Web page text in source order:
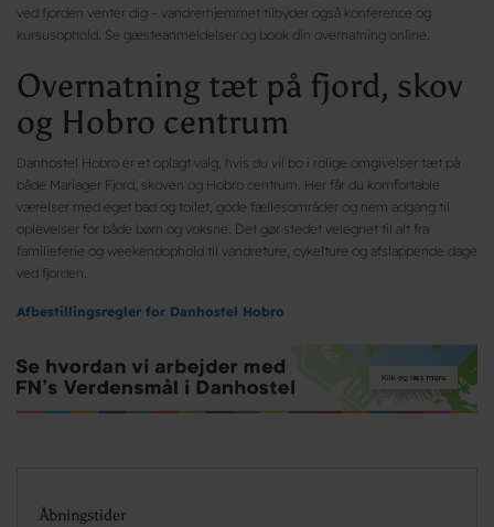
ved fjorden venter dig – vandrerhjemmet tilbyder også konference og
kursusophold. Se gæsteanmeldelser og book din overnatning online.
Overnatning tæt på fjord, skov
og Hobro centrum
Danhostel Hobro er et oplagt valg, hvis du vil bo i rolige omgivelser tæt på
både Mariager Fjord, skoven og Hobro centrum. Her får du komfortable
værelser med eget bad og toilet, gode fællesområder og nem adgang til
oplevelser for både børn og voksne. Det gør stedet velegnet til alt fra
familieferie og weekendophold til vandreture, cykelture og afslappende dage
ved fjorden.
Afbestillingsregler for Danhostel Hobro
Åbningstider